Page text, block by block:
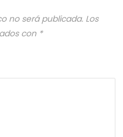
no será publicada. Los
con *